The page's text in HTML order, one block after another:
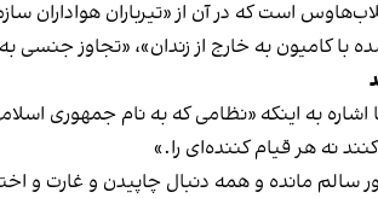
او به سخنان اخیر مرتضوی درباره وقایع سال ۶۷ در کلاب‌هاوس است
به اینکه «نظامی که به نام جمهوری
نه هر قیام کننده‌ای را.»
سالم مانده و همه دنبال چاپیدن و